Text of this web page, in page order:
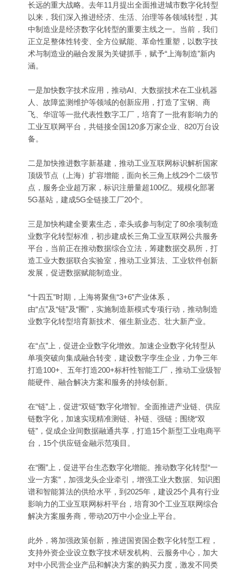
长远的重大战略。去年11月提出全面推进城市数字化转型
以来，我们深入推进经济、生活、治理等各领域转型，其
中制造业是经济数字化转型的重要主线之一。当前，我们
正立足整体性转变、全方位赋能、革命性重塑，以数字技
术与制造业的融合发展为关键抓手，赋予“上海制造”新内
涵。
一是加快数字技术应用，推动AI、大数据技术在工业机器
人、故障监测维护等领域的创新应用，打造了宝钢、商
飞、华谊等一批代表性数字工厂，培育了一批有影响力的
工业互联网平台，共链接全国120多万家企业、820万台设
备。
二是加快推进数字新基建，推动工业互联网标识解析国家
顶级节点（上海）扩容增能，面向长三角上线29个二级节
点，服务企业超万家，标识注册量超100亿。规模化部署
5G基站，建成5G全链接工厂20个。
三是加快构建全要素生态，牵头或参与制定了80余项制造
业数字化转型标准，初步建成长三角工业互联网公共服务
平台，当前正在推动数据综合立法，筹建数据交易所，打
造工业大数据联合实验室，推动工业算法、工业软件创新
发展，促进数据赋能制造业。
“十四五”时期，上海将聚焦“3+6”产业体系，
由“点”及“链”及“圈”，实施制造新模式专项行动，推动制造
业数字化转型培育新技术、催生新业态、壮大新产业。
在“点”上，促进企业数字化增效。加速企业数字化转型从
单项突破向集成融合转变，建设数字孪生企业，力争三年
打造100+、五年打造200+标杆性智能工厂，推动工业级智
能硬件、融合解决方案和服务的持续创新。
在“链”上，促进“双链”数字化增智。全面推进产业链、供应
链数字化，加速实现精准测链、补链、强链；围绕“双
链”，促成企业间数据融通共享，打造15个新型工业电商平
台，15个供应链金融示范项目。
在“圈”上，促进平台生态数字化增能。推动数字化转型“一
业一方案”，加强龙头企业牵引，增强工业大数据、知识图
谱和智能算法的供给水平，到2025年，建设25个具有行业
影响力的工业互联网标杆平台，培育30个工业互联网综合
解决方案服务商，带动20万中小企业上平台。
此外，将加强政策创新，推进国资国企数字化转型工程，
支持外资企业设立数字技术研发机构、云服务中心，加大
对中小民营企业产品和解决方案的购买力度，激发不同类